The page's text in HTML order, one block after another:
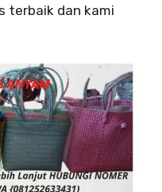
terbaik dan kami